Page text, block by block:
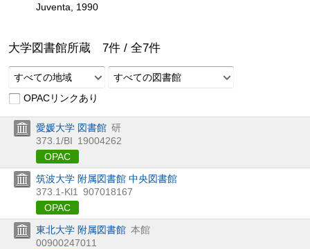
Juventa, 1990
大学図書館所蔵 7件 / 全7件
すべての地域
すべての図書館
OPACリンクあり
愛媛大学 図書館 研
373.1/BI 19004262
OPAC
筑波大学 附属図書館 中央図書館
373.1-Kl1
907018167
OPAC
東北大学 附属図書館 本館
00900247011